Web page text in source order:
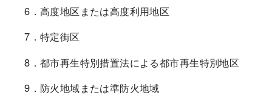
6．高度地区または高度利用地区
7．特定街区
8．都市再生特別措置法による都市再生特別地区
9．防火地域または準防火地域